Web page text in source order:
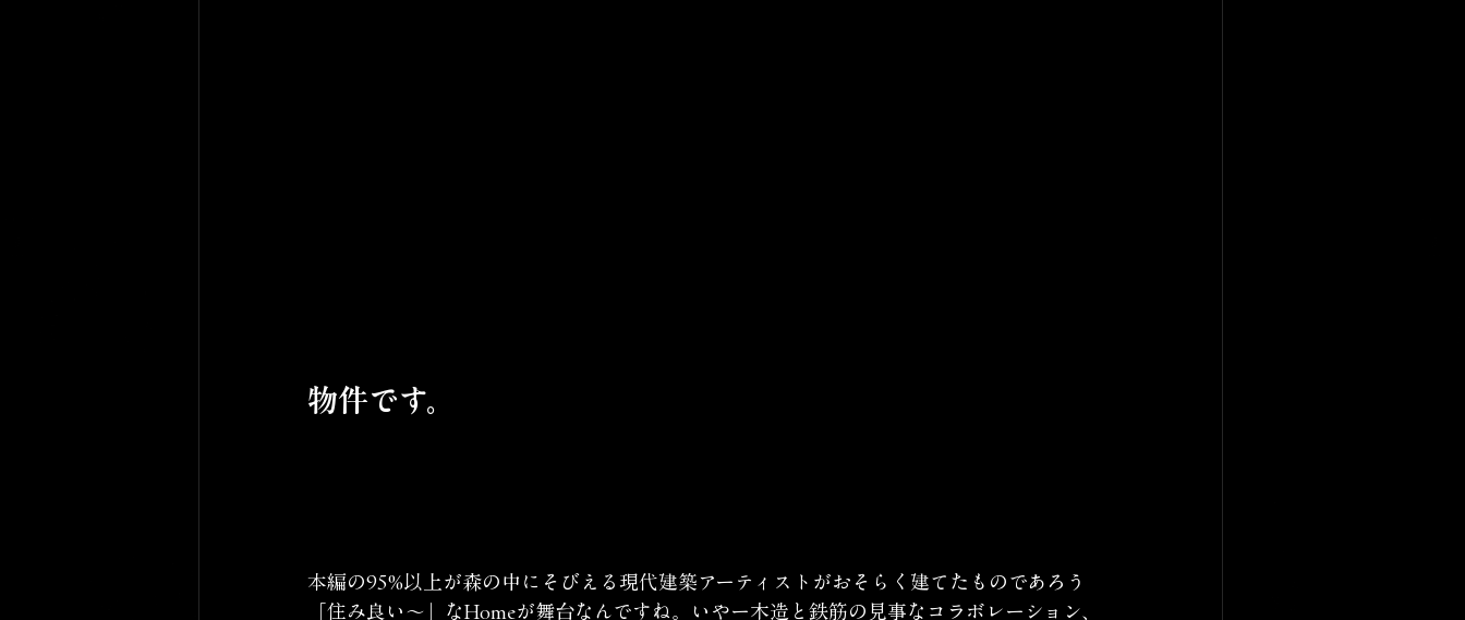
物件です。
本編の95%以上が森の中にそびえる現代建築アーティストがおそらく建てたものであろう
「住み良い〜」なHomeが舞台なんですね。いやー木造と鉄筋の見事なコラボレーション、